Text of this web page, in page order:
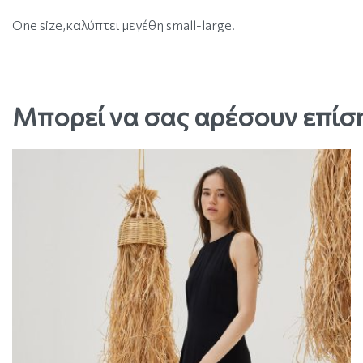
One size,καλύπτει μεγέθη small-large.
Μπορεί να σας αρέσουν